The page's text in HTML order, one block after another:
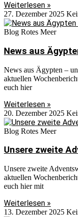
Weiterlesen »
27. Dezember 2025
Blog Rotes Meer
News aus
News aus Ägypten –
aktuellen
euch hier
Weiterlesen »
20. Dezember 2025
Blog Rotes Meer
Unsere zweite
Unsere zweite
aktuellen
euch hier mit
Weiterlesen »
13. Dezember 2025